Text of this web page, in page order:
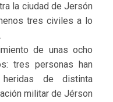
la ciudad de Jersón
tres civiles a lo
de unas ocho
tres personas han
de distinta
militar de Jérson